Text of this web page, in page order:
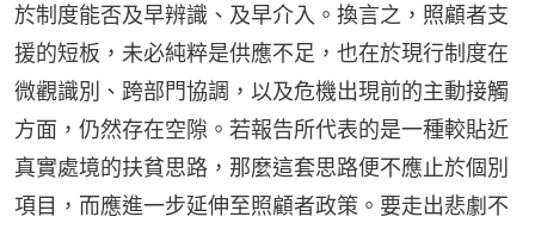
於制度能否及早辨識、及早介入。換言之，照顧者支
援的短板，未必純粹是供應不足，也在於現行制度在
微觀識別、跨部門協調，以及危機出現前的主動接觸
方面，仍然存在空隙。若報告所代表的是一種較貼近
真實處境的扶貧思路，那麼這套思路便不應止於個別
項目，而應進一步延伸至照顧者政策。要走出悲劇不